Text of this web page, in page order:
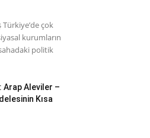
çok
kurumların
politik
Arap Aleviler –
Kısa